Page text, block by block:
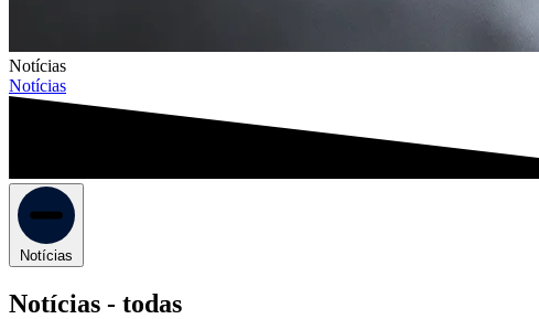
Notícias
Notícias
Notícias
Notícias - todas